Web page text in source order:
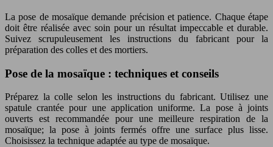
La pose de mosaïque demande précision et patience. Chaque étape
doit être réalisée avec soin pour un résultat impeccable et durable.
Suivez scrupuleusement les instructions du fabricant pour la
préparation des colles et des mortiers.
Pose de la mosaïque : techniques et conseils
Préparez la colle selon les instructions du fabricant. Utilisez une
spatule crantée pour une application uniforme. La pose à joints
ouverts est recommandée pour une meilleure respiration de la
mosaïque; la pose à joints fermés offre une surface plus lisse.
Choisissez la technique adaptée au type de mosaïque.